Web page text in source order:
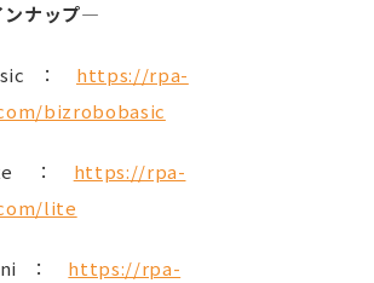
ナップ―
： https://rpa-
bizrobobasic
： https://rpa-
lite
： https://rpa-